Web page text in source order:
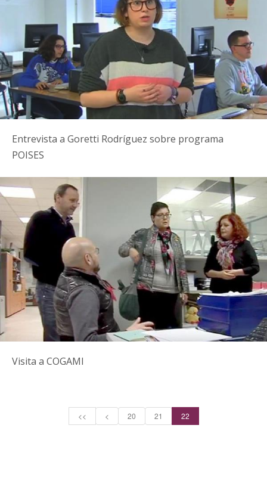
Entrevista a Goretti Rodríguez sobre programa
POISES
Visita a COGAMI
<< < 20 21 22